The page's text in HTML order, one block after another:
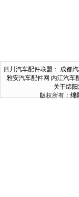
四川汽车配件联盟 ： 成都
雅安汽车配件网 内江汽车
关于绵
版权所有： 绵